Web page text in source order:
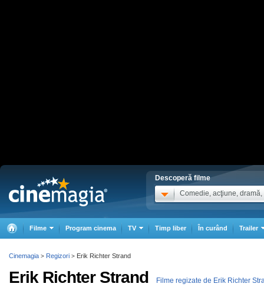
Descoperă filme
Comedie, acţiune, dramă,
Filme Program cinema TV Timp liber În curând Trailer
Erik Richter Strand Filme regizate de Erik Richter
Cinemagia > Regizori > Erik Richter Strand